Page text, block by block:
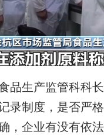
生产监管科科长
录制度，是否严
，企业有没有依